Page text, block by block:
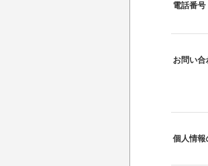
電話番号
お問い合
個人情報